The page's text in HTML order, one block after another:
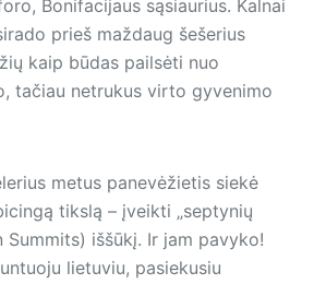
Bonifacijaus sąsiaurius. Kalnai
prieš maždaug šešerius
kaip būdas pailsėti nuo
tačiau netrukus virto gyvenimo
metus panevėžietis siekė
tikslą – įveikti „septynių
Summits) iššūkį. Ir jam pavyko!
lietuviu, pasiekusiu